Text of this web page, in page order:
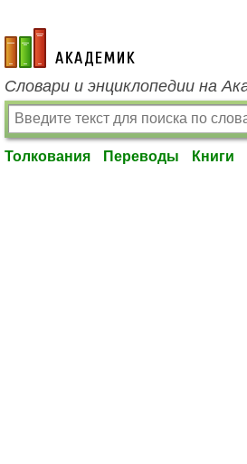
academic.ru
Словари и энциклопедии на
Толкования Переводы Книги